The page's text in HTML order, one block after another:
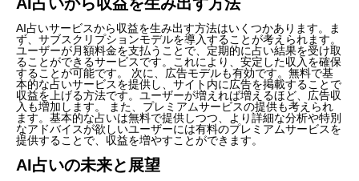
AI占いサービスから収益を生み出す方法はいくつかあります。ま
ず、サブスクリプションモデルを導入することが考えられます。
ユーザーが月額料金を支払うことで、定期的に占い結果を受け取
ることができるサービスです。これにより、安定した収入を確保
することが可能です。 次に、広告モデルも有効です。無料で基
本的な占いサービスを提供し、サイト内に広告を掲載することで
収益を上げる方法です。ユーザーが増えれば増えるほど、広告収
入も増加します。 また、プレミアムサービスの提供も考えられ
ます。基本的な占いは無料で提供しつつ、より詳細な分析や特別
なアドバイスが欲しいユーザーには有料のプレミアムサービスを
提供することで、収益を増やすことができます。
AI占いの未来と展望